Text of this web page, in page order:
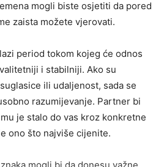
mogli biste osjetiti da pored
zaista možete vjerovati.
period tokom kojeg će odnos
i stabilniji. Ako su
ili udaljenost, sada se
razumijevanje. Partner bi
je stalo do vas kroz konkretne
ono što najviše cijenite.